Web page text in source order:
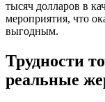
тысяч долларов в
мероприятия, что
выгодным.
Трудности
реальные